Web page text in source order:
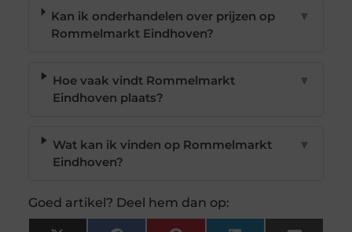
Kan ik onderhandelen over prijzen op
Rommelmarkt Eindhoven?
▼
Hoe vaak vindt Rommelmarkt
Eindhoven plaats?
▼
Wat kan ik vinden op Rommelmarkt
Eindhoven?
▼
Goed artikel? Deel hem dan op: